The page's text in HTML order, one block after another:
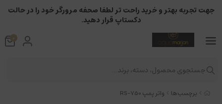
برچسب‌ها واتر پمپ RS-750
جهت تجربه بهتر و خرید راحت تر لطفا صحفه مرورگر خود را در حالت
دکستاپ قرار دهید.
0
جستجوی محصول، دسته، برند...